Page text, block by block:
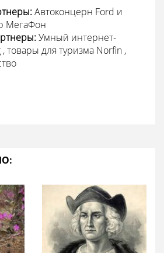
Автоконцерн Ford и
МегаФон
Умный интернет-
товары для туризма Norfin ,